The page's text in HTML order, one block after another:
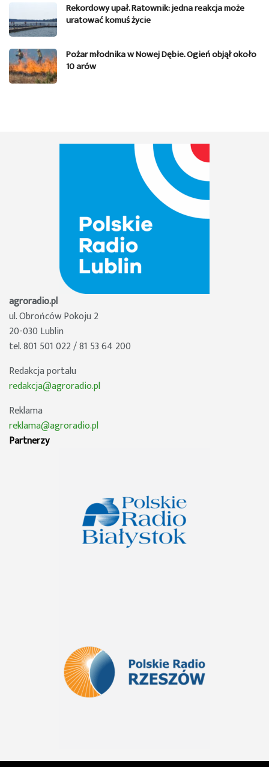
Rekordowy upał. Ratownik: jedna reakcja może
uratować komuś życie
Pożar młodnika w Nowej Dębie. Ogień objął około
10 arów
agroradio.pl
ul. Obrońców Pokoju 2
20-030 Lublin
tel. 801 501 022 / 81 53 64 200
Redakcja portalu
redakcja@agroradio.pl
Reklama
reklama@agroradio.pl
Partnerzy